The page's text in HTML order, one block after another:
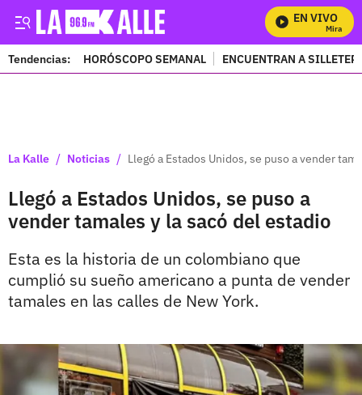
EN VIVO
Mira
Tendencias: HORÓSCOPO SEMANAL ENCUENTRAN A
La Kalle / Noticias / Llegó a Estados Unidos, se puso a vender
Llegó a Estados Unidos, se puso a
vender tamales y la sacó del estadio
Esta es la historia de un colombiano que
cumplió su sueño americano a punta de vender
tamales en las calles de New York.